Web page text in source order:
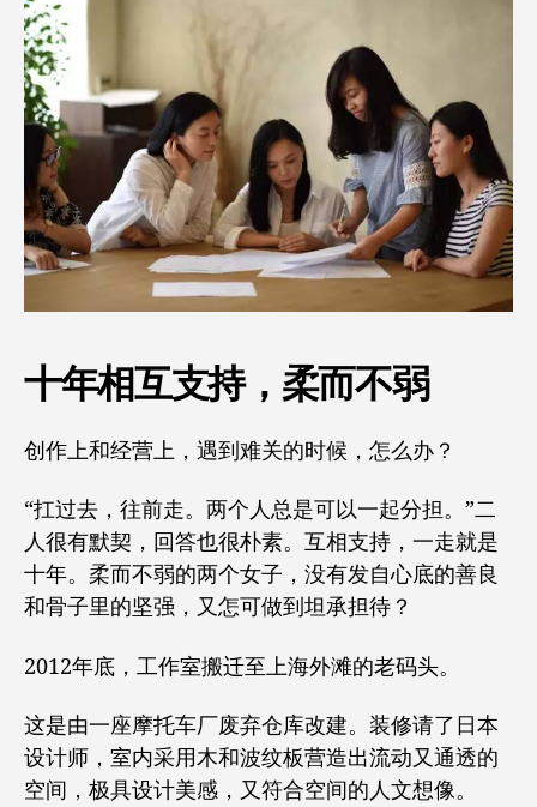
十年相互支持，柔而不弱
创作上和经营上，遇到难关的时候，怎么办？
“扛过去，往前走。两个人总是可以一起分担。”二
人很有默契，回答也很朴素。互相支持，一走就是
十年。柔而不弱的两个女子，没有发自心底的善良
和骨子里的坚强，又怎可做到坦承担待？
2012年底，工作室搬迁至上海外滩的老码头。
这是由一座摩托车厂废弃仓库改建。装修请了日本
设计师，室内采用木和波纹板营造出流动又通透的
空间，极具设计美感，又符合空间的人文想像。